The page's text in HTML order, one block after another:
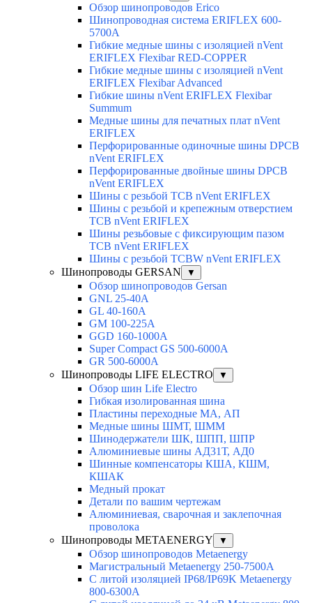
Обзор шинопроводов Erico
Шинопроводная система ERIFLEX 600-
5700A
Гибкие медные шины с изоляцией nVent
ERIFLEX Flexibar RED-COPPER
Гибкие медные шины с изоляцией nVent
ERIFLEX Flexibar Advanced
Гибкие шины nVent ERIFLEX Flexibar
Summum
Медные шины для печатных плат nVent
ERIFLEX
Перфорированные одиночные шины DPCB
nVent ERIFLEX
Перфорированные двойные шины DPCB
nVent ERIFLEX
Шины с резьбой TCB nVent ERIFLEX
Шины с резьбой и крепежным отверстием
TCB nVent ERIFLEX
Шины резьбовые с фиксирующим пазом
TCB nVent ERIFLEX
Шины с резьбой TCBW nVent ERIFLEX
Шинопроводы GERSAN
▼
Обзор шинопроводов Gersan
GNL 25-40A
GL 40-160A
GM 100-225A
GGD 160-1000A
Super Compact GS 500-6000A
GR 500-6000A
Шинопроводы LIFE ELECTRO
▼
Обзор шин Life Electro
Гибкая изолированная шина
Пластины переходные МА, АП
Медные шины ШМТ, ШММ
Шинодержатели ШК, ШПП, ШПР
Алюминиевые шины АД31Т, АД0
Шинные компенсаторы КША, КШМ,
КШАК
Медный прокат
Детали по вашим чертежам
Алюминиевая, cварочная и заклепочная
проволока
Шинопроводы METAENERGY
▼
Обзор шинопроводов Metaenergy
Магистральный Metaenergy 250-7500A
С литой изоляцией IP68/IP69K Metaenergy
800-6300A